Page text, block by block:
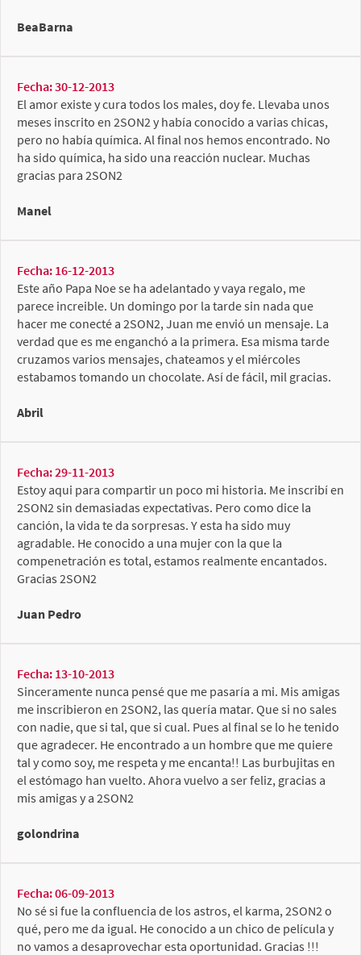
BeaBarna
Fecha: 30-12-2013
El amor existe y cura todos los males, doy fe. Llevaba unos
meses inscrito en 2SON2 y había conocido a varias chicas,
pero no había química. Al final nos hemos encontrado. No
ha sido química, ha sido una reacción nuclear. Muchas
gracias para 2SON2
Manel
Fecha: 16-12-2013
Este año Papa Noe se ha adelantado y vaya regalo, me
parece increible. Un domingo por la tarde sin nada que
hacer me conecté a 2SON2, Juan me envió un mensaje. La
verdad que es me enganchó a la primera. Esa misma tarde
cruzamos varios mensajes, chateamos y el miércoles
estabamos tomando un chocolate. Así de fácil, mil gracias.
Abril
Fecha: 29-11-2013
Estoy aqui para compartir un poco mi historia. Me inscribí en
2SON2 sin demasiadas expectativas. Pero como dice la
canción, la vida te da sorpresas. Y esta ha sido muy
agradable. He conocido a una mujer con la que la
compenetración es total, estamos realmente encantados.
Gracias 2SON2
Juan Pedro
Fecha: 13-10-2013
Sinceramente nunca pensé que me pasaría a mi. Mis amigas
me inscribieron en 2SON2, las quería matar. Que si no sales
con nadie, que si tal, que si cual. Pues al final se lo he tenido
que agradecer. He encontrado a un hombre que me quiere
tal y como soy, me respeta y me encanta!! Las burbujitas en
el estómago han vuelto. Ahora vuelvo a ser feliz, gracias a
mis amigas y a 2SON2
golondrina
Fecha: 06-09-2013
No sé si fue la confluencia de los astros, el karma, 2SON2 o
qué, pero me da igual. He conocido a un chico de película y
no vamos a desaprovechar esta oportunidad. Gracias !!!